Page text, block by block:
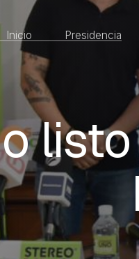
Inicio Presidencia